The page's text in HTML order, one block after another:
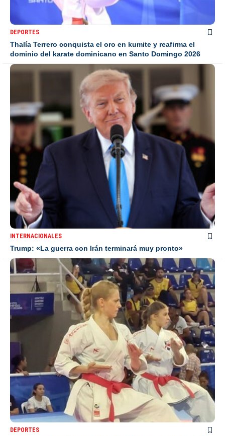
DEPORTES
Thalía Terrero conquista el oro en kumite y reafirma el
dominio del karate dominicano en Santo Domingo 2026
INTERNACIONALES
Trump: «La guerra con Irán terminará muy pronto»
DEPORTES